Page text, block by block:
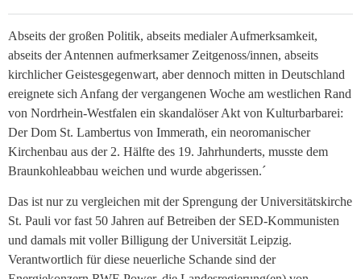
Abseits der großen Politik, abseits medialer Aufmerksamkeit,
abseits der Antennen aufmerksamer Zeitgenoss/innen, abseits
kirchlicher Geistesgegenwart, aber dennoch mitten in Deutschland
ereignete sich Anfang der vergangenen Woche am westlichen Rand
von Nordrhein-Westfalen ein skandalöser Akt von Kulturbarbarei:
Der Dom St. Lambertus von Immerath, ein neoromanischer
Kirchenbau aus der 2. Hälfte des 19. Jahrhunderts, musste dem
Braunkohleabbau weichen und wurde abgerissen.´
Das ist nur zu vergleichen mit der Sprengung der Universitätskirche
St. Pauli vor fast 50 Jahren auf Betreiben der SED-Kommunisten
und damals mit voller Billigung der Universität Leipzig.
Verantwortlich für diese neuerliche Schande sind der